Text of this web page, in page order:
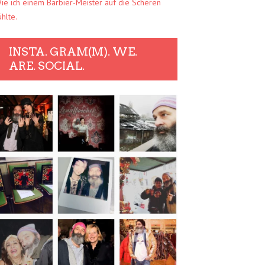
ich einem Barbier-Meister auf die Scheren
INSTA. GRAM(M). WE.
ARE. SOCIAL.